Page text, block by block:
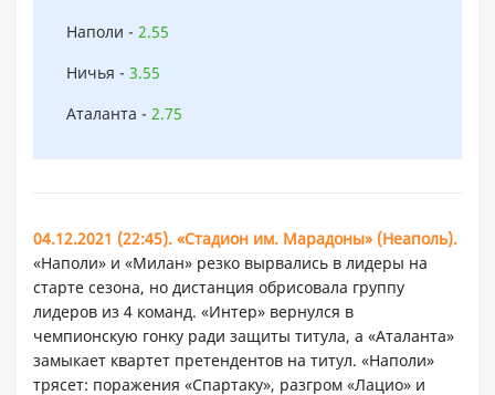
Наполи - 2.55
Ничья - 3.55
Аталанта - 2.75
04.12.2021 (22:45). «Стадион им. Марадоны» (Неаполь).
«Наполи» и «Милан» резко вырвались в лидеры на
старте сезона, но дистанция обрисовала группу
лидеров из 4 команд. «Интер» вернулся в
чемпионскую гонку ради защиты титула, а «Аталанта»
замыкает квартет претендентов на титул. «Наполи»
трясет: поражения «Спартаку», разгром «Лацио» и